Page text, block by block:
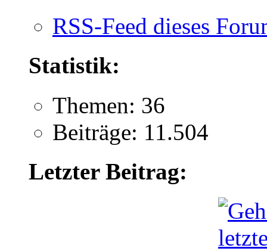
RSS-Feed dieses
Statistik:
Themen: 36
Beiträge: 11.504
Letzter Beitrag: